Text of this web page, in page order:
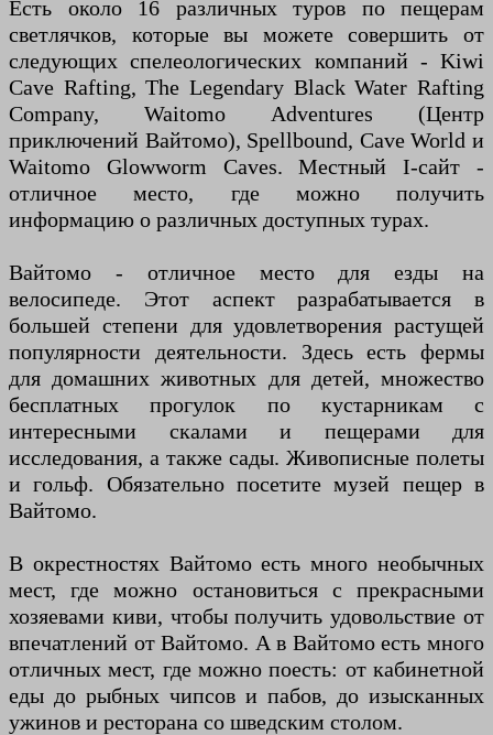
Есть около 16 различных туров по пещерам
светлячков, которые вы можете совершить от
следующих спелеологических компаний - Kiwi
Cave Rafting, The Legendary Black Water Rafting
Company, Waitomo Adventures (Центр
приключений Вайтомо), Spellbound, Cave World и
Waitomo Glowworm Caves. Местный I-сайт -
отличное место, где можно получить
информацию о различных доступных турах.
Вайтомо - отличное место для езды на
велосипеде. Этот аспект разрабатывается в
большей степени для удовлетворения растущей
популярности деятельности. Здесь есть фермы
для домашних животных для детей, множество
бесплатных прогулок по кустарникам с
интересными скалами и пещерами для
исследования, а также сады. Живописные полеты
и гольф. Обязательно посетите музей пещер в
Вайтомо.
В окрестностях Вайтомо есть много необычных
мест, где можно остановиться с прекрасными
хозяевами киви, чтобы получить удовольствие от
впечатлений от Вайтомо. А в Вайтомо есть много
отличных мест, где можно поесть: от кабинетной
еды до рыбных чипсов и пабов, до изысканных
ужинов и ресторана со шведским столом.